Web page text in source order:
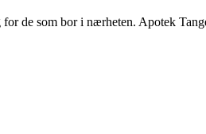
de som bor i nærheten. Apotek